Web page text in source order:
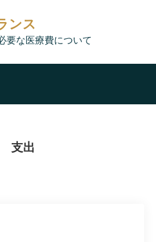
ンス
要な医療費について
支出